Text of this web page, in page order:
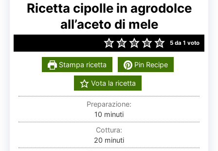
Ricetta cipolle in agrodolce
all’aceto di mele
5da 1 voto
Stampa ricetta Pin Recipe
Vota la ricetta
Preparazione:
10 minuti
minuti
Cottura:
20 minuti
minuti